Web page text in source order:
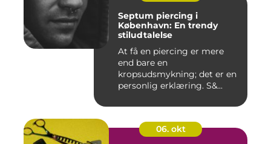
Septum piercing i
København: En trendy
stiludtalelse
At få en piercing er mere
end bare en
kropsudsmykning; det er en
personlig erklæring. S&...
06. okt